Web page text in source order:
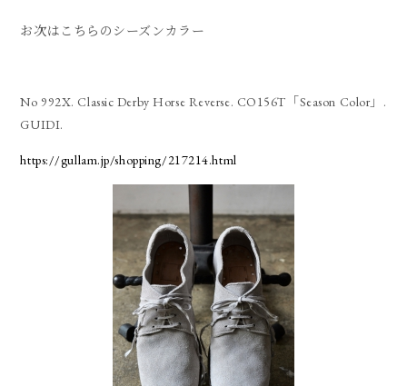
お次はこちらのシーズンカラー
No 992X. Classic Derby Horse Reverse. CO156T「Season Color」.
GUIDI.
https://gullam.jp/shopping/217214.html